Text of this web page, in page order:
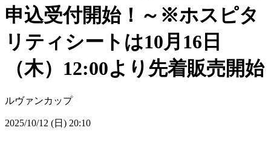
申込受付開始！～※ホスピタ
リティシートは10月16日
（木）12:00より先着販売開始
ルヴァンカップ
2025/10/12 (日) 20:10